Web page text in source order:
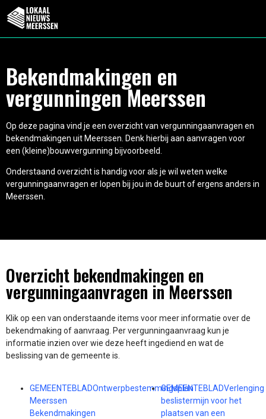
Bekendmakingen en
vergunningen Meerssen
Op deze pagina vind je een overzicht van vergunningaanvragen en
bekendmakingen uit Meerssen. Denk hierbij aan aanvragen voor
een (kleine)bouwvergunning bijvoorbeeld.
Onderstaand overzicht is handig voor als je wil weten welke
vergunningaanvragen er lopen bij jou in de buurt of ergens anders in
Meerssen.
Overzicht bekendmakingen en
vergunningaanvragen in Meerssen
Klik op een van onderstaande items voor meer informatie over de
bekendmaking of aanvraag. Per vergunningaanvraag kun je
informatie inzien over wie deze heeft ingediend en wat de
beslissing van de gemeente is.
GEMEENTEBLADOntwerpbestemmingsplan
Meerssen
Bekendmakingen
GEMEENTEBLADVerlenging
beslistermijn voor het
plaatsen van een